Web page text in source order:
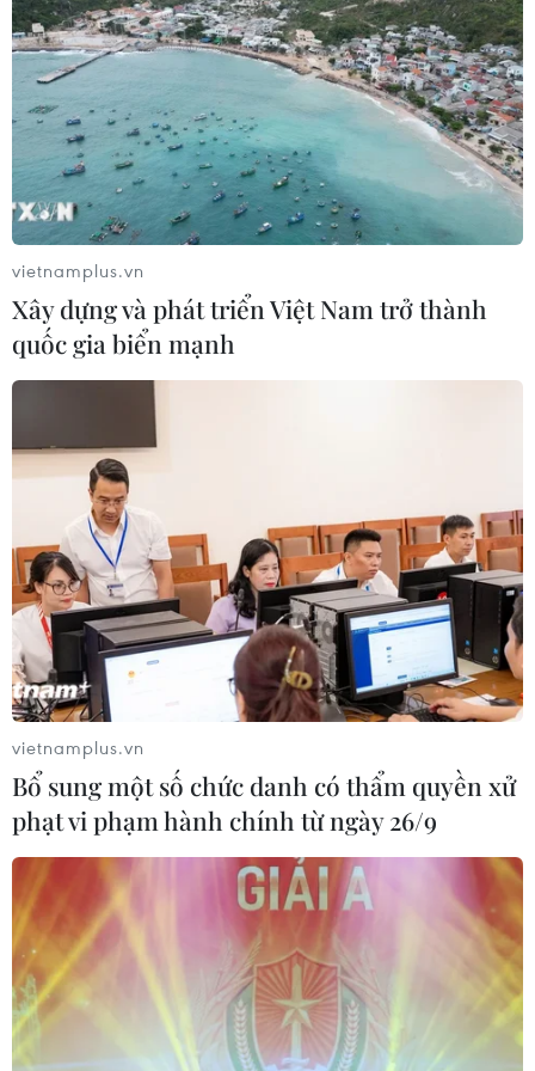
vietnamplus.vn
Xây dựng và phát triển Việt Nam trở thành
quốc gia biển mạnh
vietnamplus.vn
Bổ sung một số chức danh có thẩm quyền xử
phạt vi phạm hành chính từ ngày 26/9